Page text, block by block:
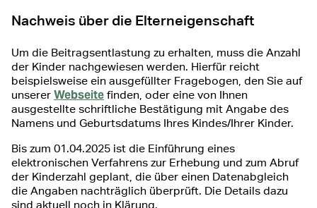
Nachweis über die Elterneigenschaft
Um die Beitragsentlastung zu erhalten, muss die Anzahl
der Kinder nachgewiesen werden. Hierfür reicht
beispielsweise ein ausgefüllter Fragebogen, den Sie auf
unserer Webseite finden, oder eine von Ihnen
ausgestellte schriftliche Bestätigung mit Angabe des
Namens und Geburtsdatums Ihres Kindes/Ihrer Kinder.
Bis zum 01.04.2025 ist die Einführung eines
elektronischen Verfahrens zur Erhebung und zum Abruf
der Kinderzahl geplant, die über einen Datenabgleich
die Angaben nachträglich überprüft. Die Details dazu
sind aktuell noch in Klärung.